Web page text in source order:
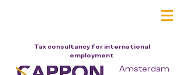
Tax consultancy for international
employment
Amsterdam